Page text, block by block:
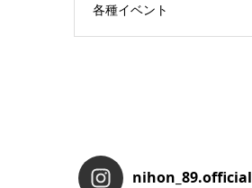
各種イベント
nihon_89.official